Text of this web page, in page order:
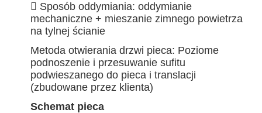
 Sposób oddymiania: oddymianie
mechaniczne + mieszanie zimnego powietrza
na tylnej ścianie
Metoda otwierania drzwi pieca: Poziome
podnoszenie i przesuwanie sufitu
podwieszanego do pieca i translacji
(zbudowane przez klienta)
Schemat pieca